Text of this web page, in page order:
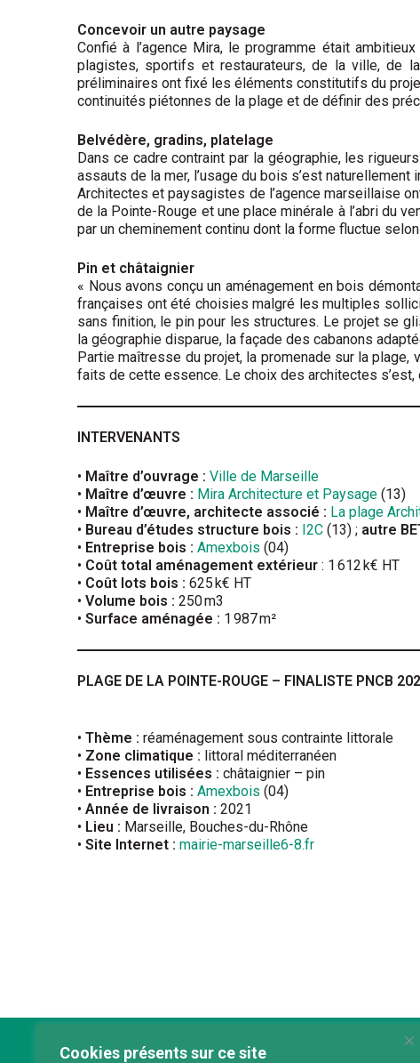
Cookies présents sur ce site
Concevoir un autre paysage
Confié à l’agence Mira, le programme était
plagistes, sportifs et restaurateurs, de la ville, de
préliminaires ont fixé les éléments constitutifs du
continuités piétonnes de la plage et de définir des
Belvédère, gradins, platelage
Dans ce cadre contraint par la géographie, les
assauts de la mer, l’usage du bois s’est naturellement
Architectes et paysagistes de l’agence marseillaise
de la Pointe-Rouge et une place minérale à l’abri du
par un cheminement continu dont la forme fluctue
Pin et châtaignier
« Nous avons conçu un aménagement en bois
françaises ont été choisies malgré les multiples
sans finition, le pin pour les structures. Le projet se
la géographie disparue, la façade des cabanons
Partie maîtresse du projet, la promenade sur la
faits de cette essence. Le choix des architectes
INTERVENANTS
• Maître d’ouvrage : Ville de Marseille
• Maître d’œuvre : Mira Architecture et Paysage (13)
• Maître d’œuvre, architecte associé : La plage
• Bureau d’études structure bois : I2C (13) ; autre
• Entreprise bois : Amexbois (04)
• Coût total aménagement extérieur : 1 612 k€ HT
• Coût lots bois : 625 k€ HT
• Volume bois : 250 m3
• Surface aménagée : 1 987 m²
PLAGE DE LA POINTE-ROUGE – FINALISTE PNCB
• Thème : réaménagement sous contrainte littorale
• Zone climatique : littoral méditerranéen
• Essences utilisées : châtaignier – pin
• Entreprise bois : Amexbois (04)
• Année de livraison : 2021
• Lieu : Marseille, Bouches-du-Rhône
• Site Internet : mairie-marseille6-8.fr